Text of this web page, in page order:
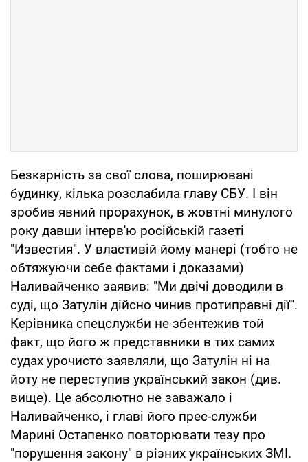
Безкарність за свої слова, поширювані
будинку, кілька розслабила главу СБУ. І він
зробив явний прорахунок, в жовтні минулого
року давши інтерв'ю російській газеті
"Известия". У властивій йому манері (тобто не
обтяжуючи себе фактами і доказами)
Наливайченко заявив: "Ми двічі доводили в
суді, що Затулін дійсно чинив протиправні дії".
Керівника спецслужби не збентежив той
факт, що його ж представники в тих самих
судах урочисто заявляли, що Затулін ні на
йоту не переступив український закон (див.
вище). Це абсолютно не заважало і
Наливайченко, і главі його прес-служби
Марині Остапенко повторювати тезу про
"порушення закону" в різних українських ЗМІ.